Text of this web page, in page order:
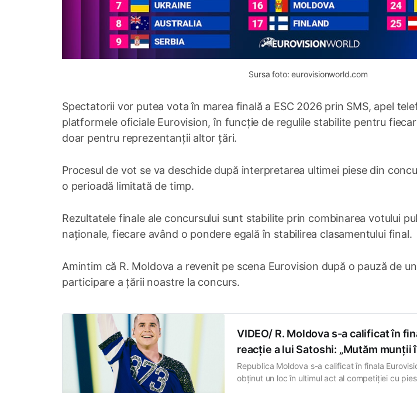
Sursa foto: eurovisionworld.com
Spectatorii vor putea vota în marea finală a ESC 2026 prin SMS, apel
platformele oficiale Eurovision, în funcție de regulile stabilite pentru
doar pentru reprezentanții altor țări.
Procesul de vot se va deschide după interpretarea ultimei piese din
o perioadă limitată de timp.
Rezultatele finale ale concursului sunt stabilite prin combinarea votului
naționale, fiecare având o pondere egală în stabilirea clasamentului final.
Amintim că R. Moldova a revenit pe scena Eurovision după o pauză de
participare a țării noastre la concurs.
VIDEO/ R. Moldova s-a calificat în
reacție a lui Satoshi: „Mutăm munții
Republica Moldova s-a calificat în finala
obținut un loc în ultimul act al competiției cu